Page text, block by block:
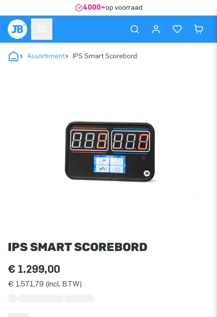
4000+op voorraad
Assortiment IPS Smart Scorebord
IPS SMART SCOREBORD
€ 1.299,00
€ 1.571,79 (incl. BTW)